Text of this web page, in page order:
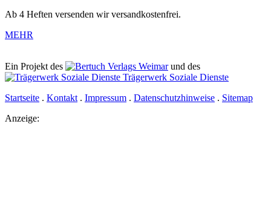
Ab 4 Heften versenden wir versandkostenfrei.
MEHR
Ein Projekt des Verlags Weimarund des
Trägerwerk Soziale Dienste
Startseite . Kontakt . Impressum . Datenschutzhinweise . Sitemap
Anzeige: